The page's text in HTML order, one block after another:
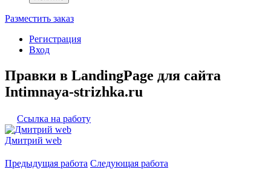
Разместить заказ
Регистрация
Вход
Правки в LandingPage для сайта
Intimnaya-strizhka.ru
Ссылка на работу
Дмитрий web
Предыдущая работа Следующая работа